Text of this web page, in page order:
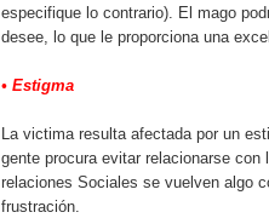
especifique lo contrario). El mago
desee, lo que le proporciona una
• Estigma
La victima resulta afectada por un
gente procura evitar relacionarse
relaciones Sociales se vuelven algo
frustración.